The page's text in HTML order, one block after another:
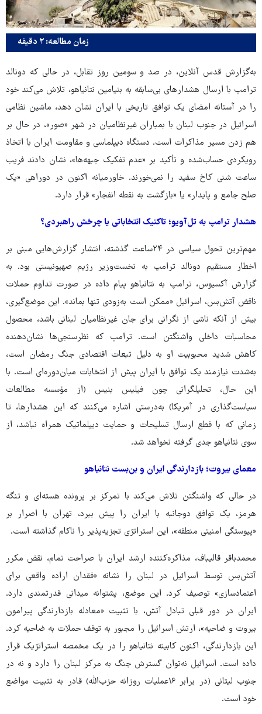
زمان مطالعه: ۲ دقیقه
به‌گزارش قدس آنلاین، در صد و سومین روز تقابل، در حالی که دونالد
ترامپ با ارسال هشدارهای بی‌سابقه به بنیامین نتانیاهو، تلاش می‌کند خود
را در آستانه‌ امضای یک توافق تاریخی با ایران نشان دهد، ماشین نظامی
اسرائیل در جنوب لبنان با بمباران غیرنظامیان در شهر «صور»، در حال بر
هم زدن مسیر مذاکرات است. دستگاه دیپلماسی و مقاومت ایران با اتخاذ
رویکردی حساب‌شده و تأکید بر «عدم تفکیک جبهه‌ها»، نشان دادند فریب
ساعت شنی کاخ سفید را نمی‌خورند. خاورمیانه اکنون در دوراهی «یک
صلح جامع و پایدار» یا «بازگشت به نقطه‌ انفجار» قرار دارد.
هشدار ترامپ به تل‌آویو؛ تاکتیک انتخاباتی یا چرخش راهبردی؟
مهم‌ترین تحول سیاسی در ۲۴ساعت گذشته، انتشار گزارش‌هایی مبنی بر
اخطار مستقیم دونالد ترامپ به نخست‌وزیر رژیم صهیونیستی بود. به
گزارش آکسیوس، ترامپ به نتانیاهو پیام داده در صورت تداوم حملات
ناقض آتش‌بس، اسرائیل «ممکن است به‌زودی تنها بماند». این موضع‌گیری،
بیش از آنکه ناشی از نگرانی برای جان غیرنظامیان لبنانی باشد، محصول
محاسبات داخلی واشنگتن است. ترامپ که نظرسنجی‌ها نشان‌دهنده‌
کاهش شدید محبوبیت او به دلیل تبعات اقتصادی جنگ رمضان است،
به‌شدت نیازمند یک توافق با ایران پیش از انتخابات میان‌دوره‌ای است. با
این حال، تحلیلگرانی چون فیلیس بنیس (از مؤسسه مطالعات
سیاست‌گذاری در آمریکا) به‌درستی اشاره می‌کنند که این هشدارها، تا
زمانی که با قطع ارسال تسلیحات و حمایت دیپلماتیک همراه نباشد، از
سوی نتانیاهو جدی گرفته نخواهد شد.
معمای بیروت؛ بازدارندگی ایران و بن‌بست نتانیاهو
در حالی که واشنگتن تلاش می‌کند با تمرکز بر پرونده‌ هسته‌ای و تنگه‌
هرمز، یک توافق دوجانبه با ایران را پیش ببرد، تهران با اصرار بر
«پیوستگی امنیتی منطقه»، این استراتژی تجزیه‌پذیر را ناکام گذاشته است.
محمدباقر قالیباف، مذاکره‌کننده‌ ارشد ایران با صراحت تمام، نقض مکرر
آتش‌بس توسط اسرائیل در لبنان را نشانه‌ «فقدان اراده‌ واقعی برای
اعتمادسازی» توصیف کرد. این موضع، پشتوانه‌ میدانی قدرتمندی دارد.
ایران در دور قبلی تبادل آتش، با تثبیت «معادله‌ بازدارندگی پیرامون
بیروت و ضاحیه»، ارتش اسرائیل را مجبور به توقف حملات به ضاحیه کرد.
این بازدارندگی، اکنون کابینه‌ نتانیاهو را در یک مخمصه‌ استراتژیک قرار
داده است. اسرائیل نه‌توان گسترش جنگ به مرکز لبنان را دارد و نه در
جنوب لیتانی (در برابر ۱۶عملیات روزانه‌ حزب‌الله) قادر به تثبیت مواضع
خود است.